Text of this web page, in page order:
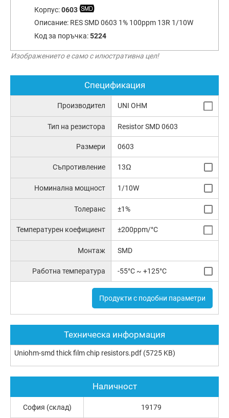
Корпус:0603
Описание: RES SMD 0603 1% 100ppm 13R 1/10W
Код за поръчка:5224
Изображението е само с илюстративна цел!
Спецификация
Производител UNI OHM
Тип на резистора Resistor SMD 0603
Размери 0603
Съпротивление 13Ω
Номинална мощност 1/10W
Толеранс ±1%
Температурен коефициент ±200ppm/°C
Монтаж SMD
Работна температура -55°C ~ +125°C
Продукти с подобни параметри
Техническа информация
Uniohm-smd thick film chip resistors.pdf (5725 KB)
Наличност
София (склад) 19179